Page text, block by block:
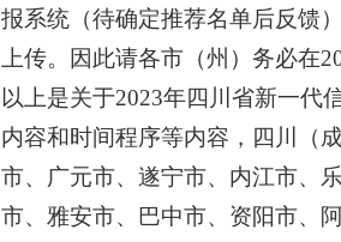
报系统（待确定推荐名单后反馈
上传。因此请各市（州）务必在
以上是关于2023年四川省新一代
内容和时间程序等内容，四川（
市、广元市、遂宁市、内江市、
市、雅安市、巴中市、资阳市、